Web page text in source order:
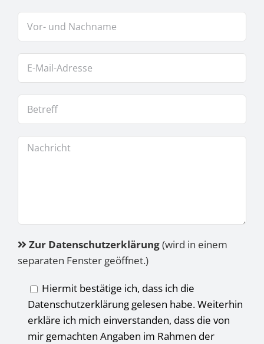
Zur Datenschutzerklärung(wird in einem
separaten Fenster geöffnet.)
Hiermit bestätige ich, dass ich die
Datenschutzerklärung gelesen habe. Weiterhin
erkläre ich mich einverstanden, dass die von
mir gemachten Angaben im Rahmen der